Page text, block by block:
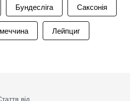
Бундесліга Саксонія
Лейпциг